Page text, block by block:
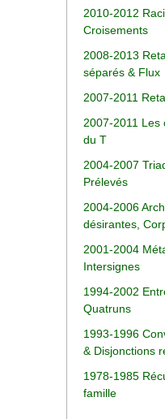
2010-2012
Croisements
2008-2013
séparés & Flux
2007-2011
2007-2011 Les
du T
2004-2007
Prélevés
2004-2006
désirantes,
2001-2004
Intersignes
1994-2002
Quatruns
1993-1996
& Disjonctions
1978-1985
famille